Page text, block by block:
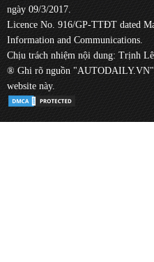
ngày 09/3/2017.
Licence No. 916/GP-TTĐT dated
Information and Communications.
Chịu trách nhiệm nội dung: Trịnh Lê
® Ghi rõ nguồn "AUTODAILY.VN"
website này.